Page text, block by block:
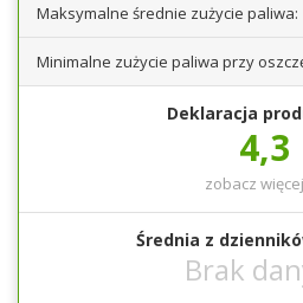
Deklaracja
4,3
zobacz więcej
Średnia z
Maksymalne średnie zużycie paliwa:
Minimalne zużycie paliwa przy